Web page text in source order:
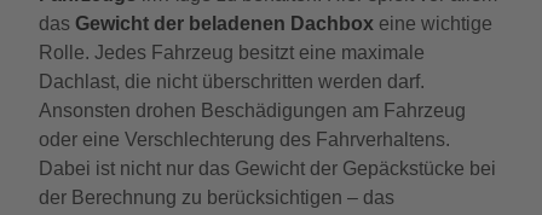
das Gewicht der beladenen Dachbox eine wichtige
Rolle. Jedes Fahrzeug besitzt eine maximale
Dachlast, die nicht überschritten werden darf.
Ansonsten drohen Beschädigungen am Fahrzeug
oder eine Verschlechterung des Fahrverhaltens.
Dabei ist nicht nur das Gewicht der Gepäckstücke bei
der Berechnung zu berücksichtigen – das